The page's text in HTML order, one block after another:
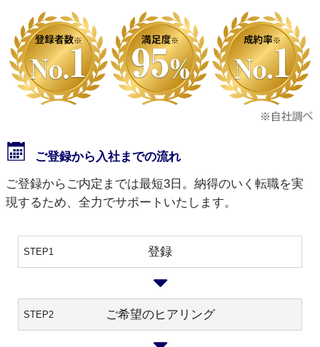
ご登録から入社までの流れ
ご登録からご内定までは最短3日。納得のいく転職を実
現するため、全力でサポートいたします。
STEP1 登録
STEP2 ご希望のヒアリング